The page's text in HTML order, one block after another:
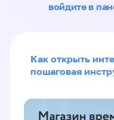
войдите в
Как открыть
пошаговая